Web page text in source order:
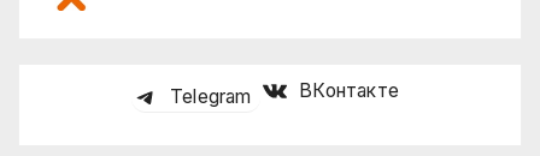
Telegram ВКонтакте